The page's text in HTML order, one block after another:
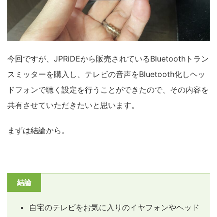
今回ですが、JPRiDEから販売されているBluetoothトラン
スミッターを購入し、テレビの音声をBluetooth化しヘッ
ドフォンで聴く設定を行うことができたので、その内容を
共有させていただきたいと思います。
まずは結論から。
結論
自宅のテレビをお気に入りのイヤフォンやヘッド